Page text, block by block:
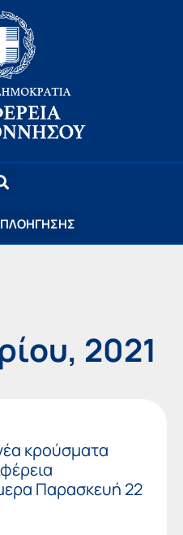
2021
κρούσματα
Παρασκευή 22